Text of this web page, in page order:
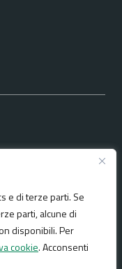
e di terze parti. Se
parti, alcune di
disponibili. Per
cookie. Acconsenti